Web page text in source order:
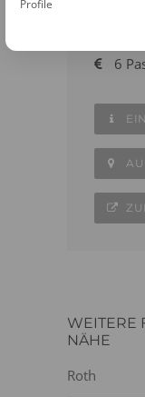
6
WEITERE
NÄHE
Roth
Profile